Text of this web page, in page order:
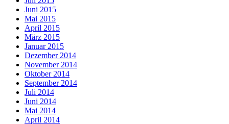
Juni 2015
Mai 2015
April 2015
März 2015
Januar 2015
Dezember 2014
November 2014
Oktober 2014
September 2014
Juli 2014
Juni 2014
Mai 2014
April 2014